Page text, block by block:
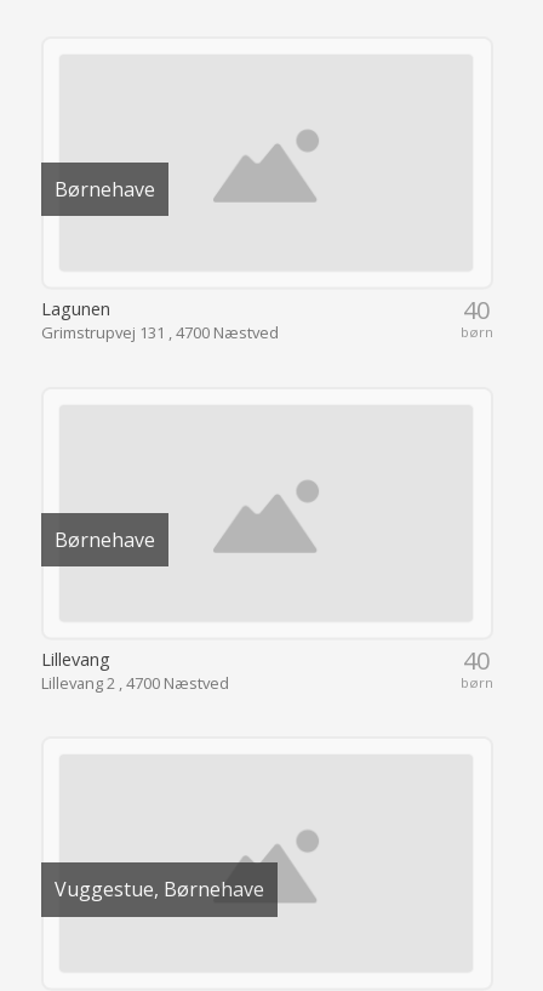
Børnehave
40
børn
Lagunen
Grimstrupvej 131 , 4700 Næstved
Børnehave
40
børn
Lillevang
Lillevang 2 , 4700 Næstved
Vuggestue, Børnehave